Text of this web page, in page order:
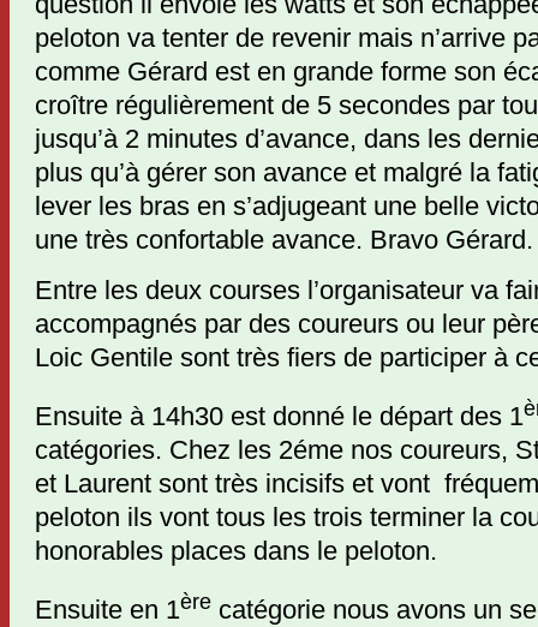
peloton va tenter de revenir mais n’arrive
comme Gérard est en grande forme son
croître régulièrement de 5 secondes par
jusqu’à 2 minutes d’avance, dans les
plus qu’à gérer son avance et malgré la
lever les bras en s’adjugeant une belle
une très confortable avance. Bravo Gérard.
Entre les deux courses l’organisateur va
accompagnés par des coureurs ou leur
Loic Gentile sont très fiers de participer à
Ensuite à 14h30 est donné le départ des 1
catégories. Chez les 2éme nos coureurs,
et Laurent sont très incisifs et vont
peloton ils vont tous les trois terminer la
honorables places dans le peloton.
Ensuite en 1ère catégorie nous avons un